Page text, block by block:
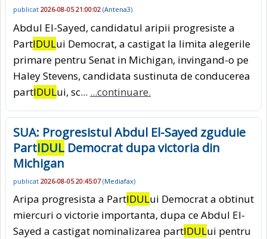
publicat 2026-08-05 21:00:02 (Antena3)
Abdul El-Sayed, candidatul aripii progresiste a
PartIDULui Democrat, a castigat la limita alegerile
primare pentru Senat in Michigan, invingand-o pe
Haley Stevens, candidata sustinuta de conducerea
partIDULui, sc... ...continuare.
SUA: Progresistul Abdul El-Sayed zguduie
PartIDUL Democrat dupa victoria din
Michigan
publicat 2026-08-05 20:45:07(Mediafax)
Aripa progresista a PartIDULui Democrat a obtinut
miercuri o victorie importanta, dupa ce Abdul El-
Sayed a castigat nominalizarea partIDULui pentru